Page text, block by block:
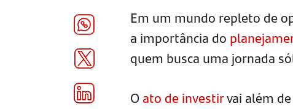
Em um mundo repleto de
a importância do
quem busca uma jornada
Oato de investirvai além